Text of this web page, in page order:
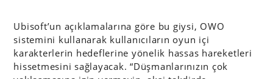
Ubisoft’un açıklamalarına göre bu giysi, OWO
sistemini kullanarak kullanıcıların oyun içi
karakterlerin hedeflerine yönelik hassas hareketleri
hissetmesini sağlayacak. “Düşmanlarınızın çok